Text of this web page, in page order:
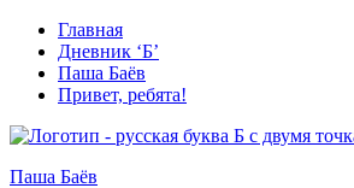
Перейти
содержимому
Главная
Дневник ‘Б’
Паша Баёв
Привет, ребята!
Паша Баёв